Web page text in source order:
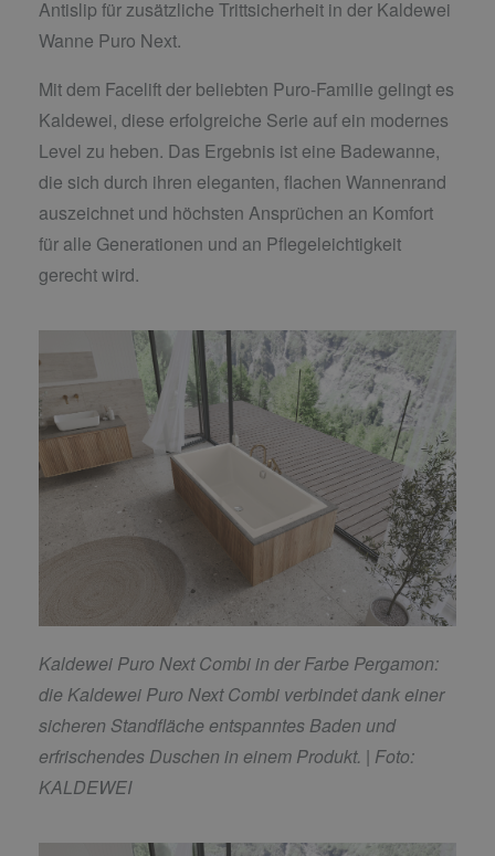
Antislip für zusätzliche Trittsicherheit in der Kaldewei
Wanne Puro Next.
Mit dem Facelift der beliebten Puro-Familie gelingt es
Kaldewei, diese erfolgreiche Serie auf ein modernes
Level zu heben. Das Ergebnis ist eine Badewanne,
die sich durch ihren eleganten, flachen Wannenrand
auszeichnet und höchsten Ansprüchen an Komfort
für alle Generationen und an Pflegeleichtigkeit
gerecht wird.
Kaldewei Puro Next Combi in der Farbe Pergamon:
die Kaldewei Puro Next Combi verbindet dank einer
sicheren Standfläche entspanntes Baden und
erfrischendes Duschen in einem Produkt. | Foto:
KALDEWEI